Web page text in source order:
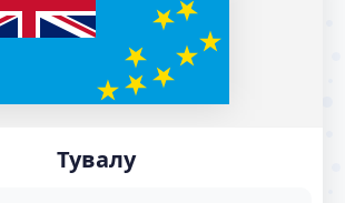
Тувалу